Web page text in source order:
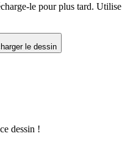
le pour plus tard. Utilise
le dessin
dessin !